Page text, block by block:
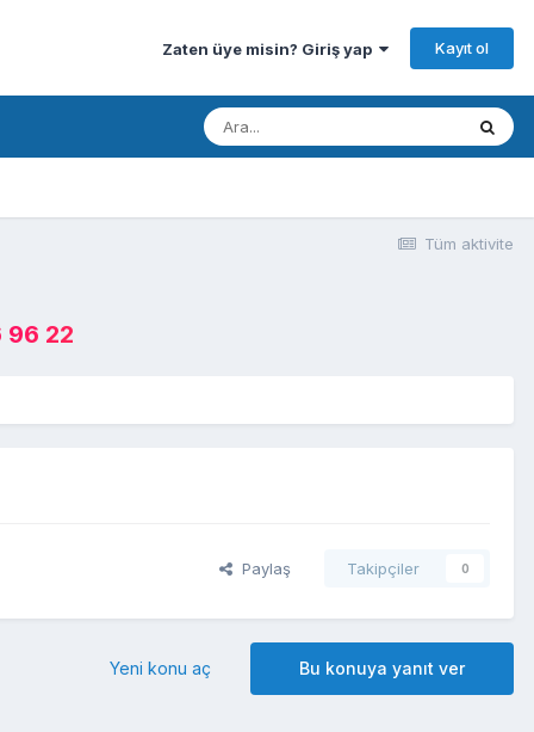
Zaten üye misin? Giriş yap Kayıt ol
Tüm aktivite
96 22
Paylaş Takipçiler 0
Bu konuya yanıt ver
Yeni konu aç